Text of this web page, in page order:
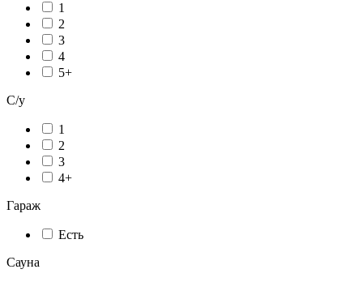
1
2
3
4
5+
С/у
1
2
3
4+
Гараж
Есть
Сауна